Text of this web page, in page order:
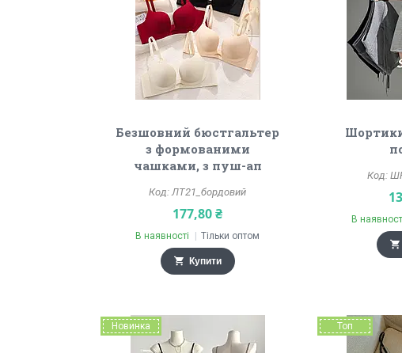
Безшовний бюстгальтер
з формованими
чашками, з пуш-ап
ЛТ21_бордовий
177,80 ₴
В наявності Тільки оптом
Купити
В
Новинка Топ